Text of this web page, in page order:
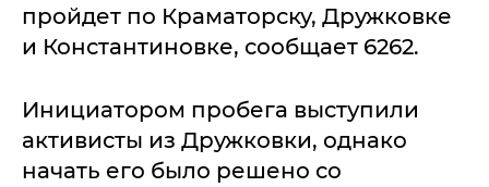
пройдет по Краматорску, Дружковке
и Константиновке, сообщает 6262.
Инициатором пробега выступили
активисты из Дружковки, однако
начать его было решено со